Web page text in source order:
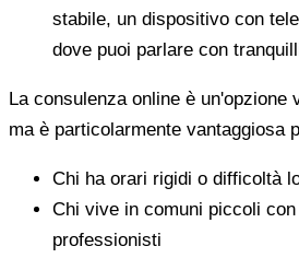
stabile, un dispositivo con
dove puoi parlare con
La consulenza online è un'opzione
ma è particolarmente vantaggiosa
Chi ha orari rigidi o difficoltà
Chi vive in comuni piccoli
professionisti